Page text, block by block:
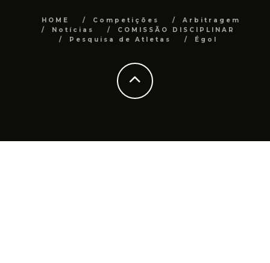
HOME Competições
Arbitragem
Notícias
COMISSÃO DISCIPLINAR
Pesquisa de Atletas
Égol